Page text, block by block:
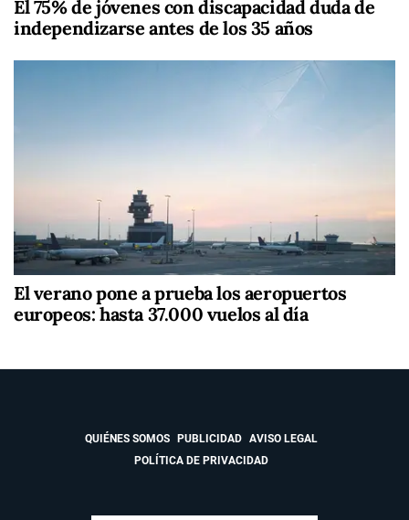
El 75% de jóvenes con discapacidad duda de
independizarse antes de los 35 años
El verano pone a prueba los aeropuertos
europeos: hasta 37.000 vuelos al día
QUIÉNES SOMOS PUBLICIDAD
AVISO LEGAL
POLÍTICA DE PRIVACIDAD